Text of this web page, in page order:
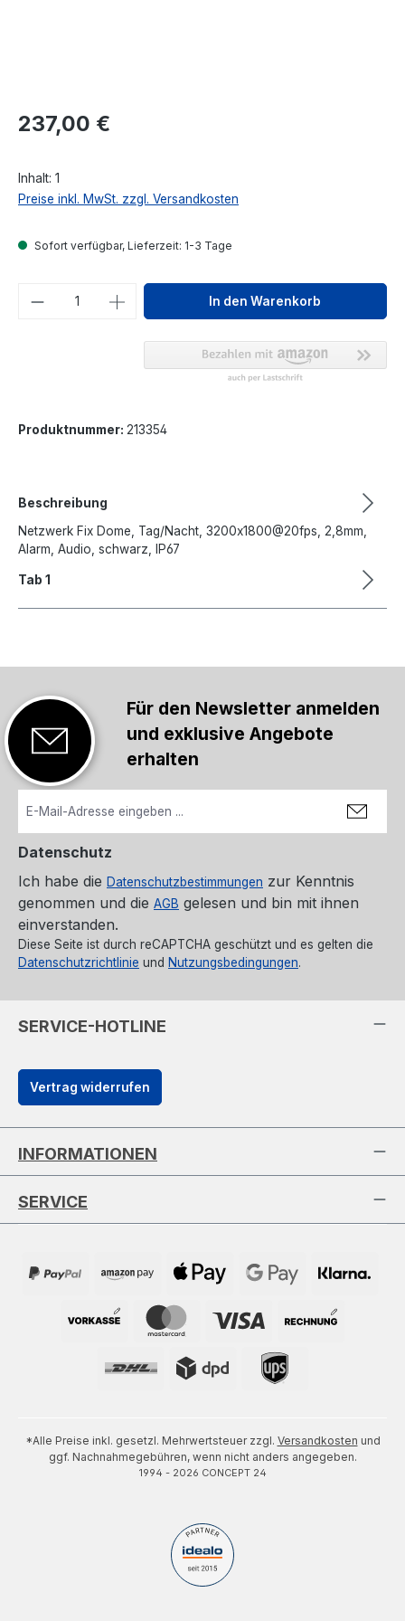
Regulärer Preis:
237,00 €
Inhalt: 1
Preise inkl. MwSt. zzgl. Versandkosten
Sofort verfügbar, Lieferzeit: 1-3 Tage
Produkt Anzahl: Gib denIn den Warenkorb
Produktnummer: 213354
Beschreibung
Netzwerk Fix Dome, Tag/Nacht, 3200x1800@20fps, 2,8mm,
Alarm, Audio, schwarz, IP67
Tab 1
Für den Newsletter anmelden
und exklusive Angebote
erhalten
Datenschutz
Ich habe die Datenschutzbestimmungen zur Kenntnis
genommen und die AGB gelesen und bin mit ihnen
einverstanden.
Diese Seite ist durch reCAPTCHA geschützt und es gelten die
Datenschutzrichtlinie und Nutzungsbedingungen.
SERVICE-HOTLINE
Vertrag widerrufen
INFORMATIONEN
SERVICE
*Alle Preise inkl. gesetzl. Mehrwertsteuer zzgl. Versandkosten und
ggf. Nachnahmegebühren, wenn nicht anders angegeben.
1994 - 2026 CONCEPT 24